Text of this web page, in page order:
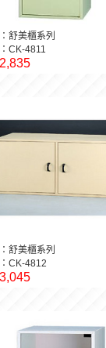
舒美櫃系列
CK-4811
舒美櫃系列
CK-4812